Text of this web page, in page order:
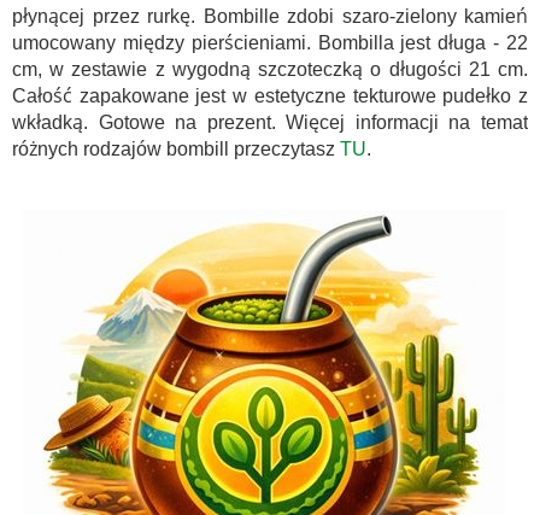
płynącej przez rurkę. Bombille zdobi szaro-zielony kamień
umocowany między pierścieniami. Bombilla jest długa - 22
cm, w zestawie z wygodną szczoteczką o długości 21 cm.
Całość zapakowane jest w estetyczne tekturowe pudełko z
wkładką. Gotowe na prezent. Więcej informacji na temat
różnych rodzajów bombill przeczytasz TU.